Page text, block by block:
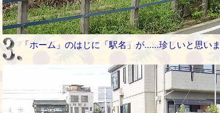
「ホーム」のはじに「駅名」が......珍しいと思い